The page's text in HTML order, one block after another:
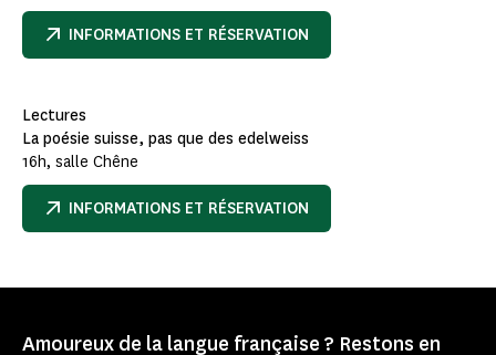
INFORMATIONS ET RÉSERVATION
Lectures
La poésie suisse, pas que des edelweiss
16h, salle Chêne
INFORMATIONS ET RÉSERVATION
Amoureux de la langue française ? Restons en